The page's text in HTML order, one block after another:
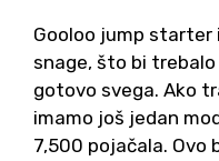
Gooloo jump starter
snage, što bi
gotovo svega. Ako
imamo još jedan
7,500 pojačala. Ovo